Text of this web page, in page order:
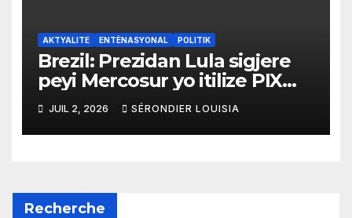
AKTYALITE ENTÈNASYONAL POLITIK
Brezil: Prezidan Lula sigjere
peyi Mercosur yo itilize PIX
kòm yon sistèm ekonomik
efikas pou fè tranzaksyon
gratis
JUIL 2, 2026 SÉRONDIER LOUISIA
Recherche